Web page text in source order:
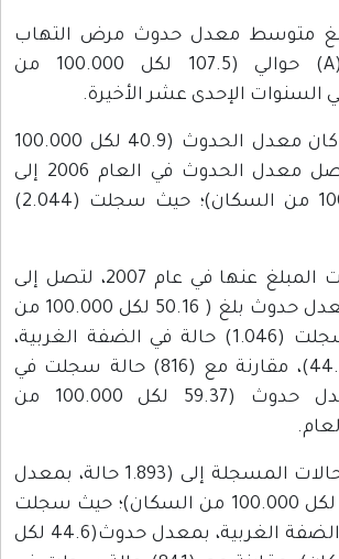
متوسط معدل حدوث مرض التهاب
الكبد الفيروسي(A) حوالي (107.5 لكل 100.000 من
السنوات الإحدى عشر الأخيرة.
ففي العام 2002 كان معدل الحدوث (40.9 لكل 100.000
من السكان)؛ ووصل معدل الحدوث في العام 2006 إلى
(52.0 لكل 100.000 من السكان)؛ حيث سجلت (2.044)
وانخفضت الحالات المبلغ عنها في عام 2007، لتصل إلى
(1.8887) حالة، بمعدل حدوث بلغ ( 50.16 لكل 100.000 من
السكان)؛ حيث سجلت (1.046) حالة في الضفة الغربية،
بمعدل حدوث (44.6)، مقارنة مع (816) حالة سجلت في
قطاع غزة، بمعدل حدوث (59.37 لكل 100.000 من
وقد ارتفع عدد الحالات المسجلة إلى (1.893 حالة، بمعدل
حدوث بلغ (50.16 لكل 100.000 من السكان)؛ حيث سجلت
(1.046 ) حالة في الضفة الغربية، بمعدل حدوث(44.6 لكل